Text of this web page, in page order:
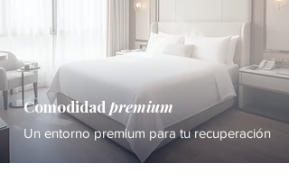
Comodidad premium
Un entorno premium para tu recuperación